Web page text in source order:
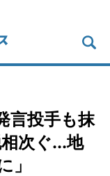
言投手も抹
次ぐ...地
」